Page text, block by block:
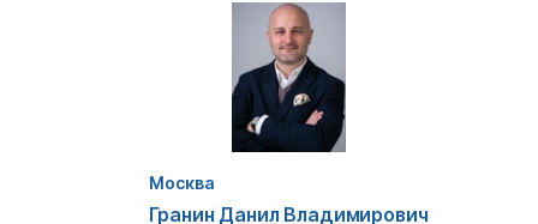
Москва
Гранин Данил Владимирович